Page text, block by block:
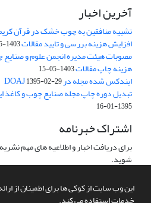
این وب سایت از کوکی ها برای اطمینان از
آخرین اخبار
تشبیه منافقین به چوب خشک در قرآن
افزایش هزینه بررسی و تایید مقالات1403-05-15
مصوبات هیئت مدیره انجمن علوم و
هزینه چاپ مقالات1403-05-15
ایندکس شده مجله در DOAJ1395-02-29
تبدیل دوره چاپ مجله صنایع چوب و کاغذ
1395-01-16
اشتراک خبرنامه
برای دریافت اخبار و اطلاعیه های مهم
شوید.